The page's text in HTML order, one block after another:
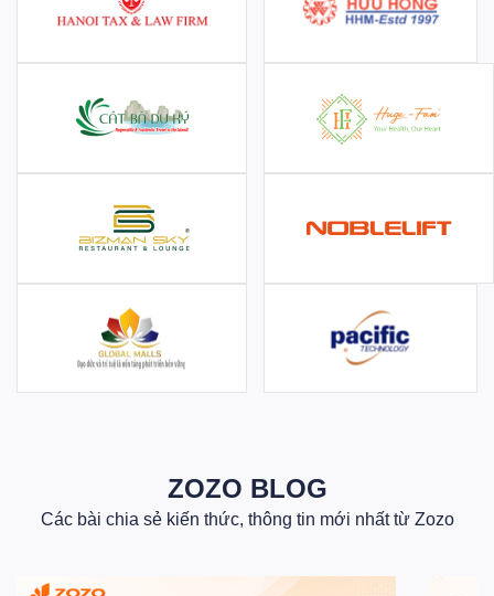
ZOZO BLOG
Các bài chia sẻ kiến thức, thông tin mới nhất từ Zozo